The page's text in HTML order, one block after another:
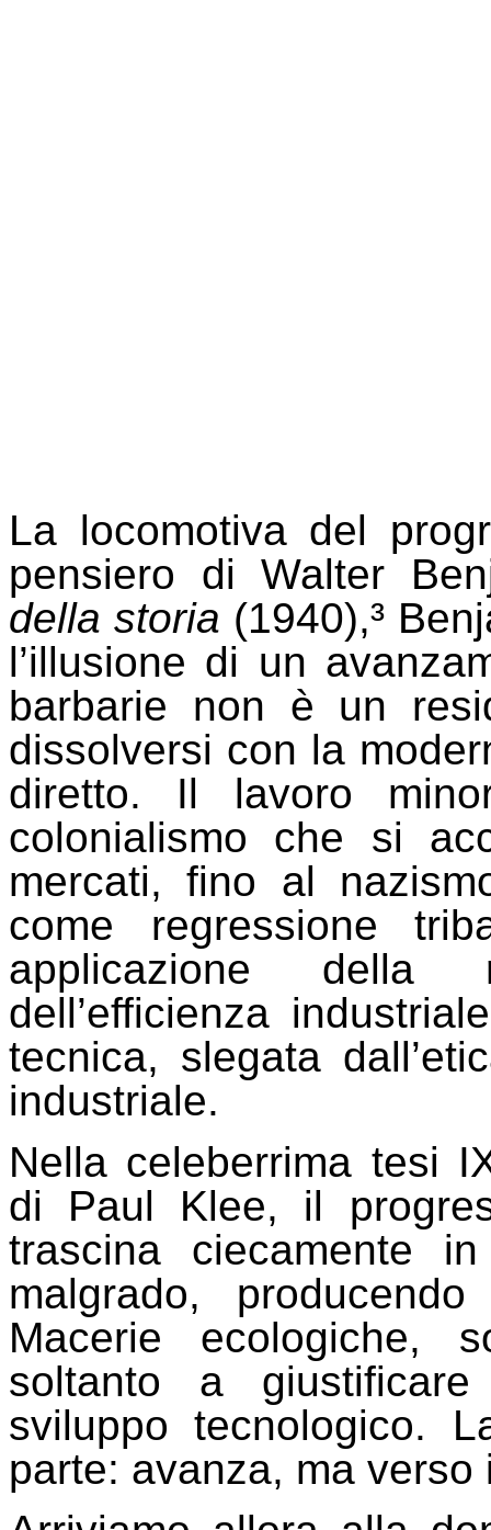
La locomotiva del
pensiero di Walter
della storia (1940),³
l’illusione di un
barbarie non è un
dissolversi con la
diretto. Il lavoro
colonialismo che si
mercati, fino al
come regressione
applicazione della
dell’efficienza
tecnica, slegata
industriale.
Nella celeberrima tesi
di Paul Klee, il
trascina ciecamente
malgrado,
Macerie ecologiche,
soltanto a
sviluppo tecnologico.
parte: avanza, ma verso